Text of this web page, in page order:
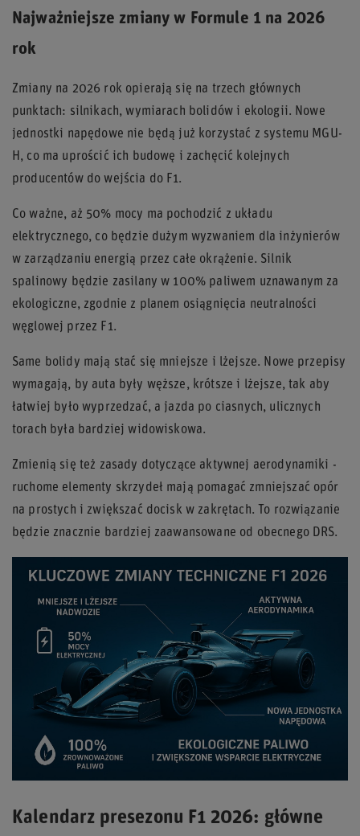
Najważniejsze zmiany w Formule 1 na 2026
rok
Zmiany na 2026 rok opierają się na trzech głównych
punktach: silnikach, wymiarach bolidów i ekologii. Nowe
jednostki napędowe nie będą już korzystać z systemu MGU-
H, co ma uprościć ich budowę i zachęcić kolejnych
producentów do wejścia do F1.
Co ważne, aż 50% mocy ma pochodzić z układu
elektrycznego, co będzie dużym wyzwaniem dla inżynierów
w zarządzaniu energią przez całe okrążenie. Silnik
spalinowy będzie zasilany w 100% paliwem uznawanym za
ekologiczne, zgodnie z planem osiągnięcia neutralności
węglowej przez F1.
Same bolidy mają stać się mniejsze i lżejsze. Nowe przepisy
wymagają, by auta były węższe, krótsze i lżejsze, tak aby
łatwiej było wyprzedzać, a jazda po ciasnych, ulicznych
torach była bardziej widowiskowa.
Zmienią się też zasady dotyczące aktywnej aerodynamiki -
ruchome elementy skrzydeł mają pomagać zmniejszać opór
na prostych i zwiększać docisk w zakrętach. To rozwiązanie
będzie znacznie bardziej zaawansowane od obecnego DRS.
Kalendarz presezonu F1 2026: główne